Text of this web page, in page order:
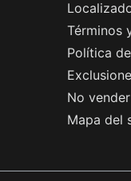
Términos
Política
No
Mapa del